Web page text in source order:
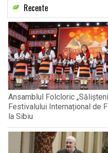
Recente
Ansamblul Folcloric
Festivalului Internațional de
la Sibiu